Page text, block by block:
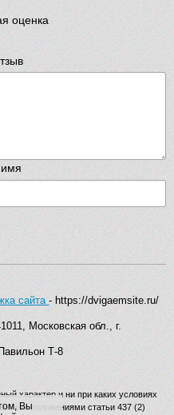
оценка
сайта- https://dvigaemsite.ru/
Московская обл., г.
Т-8
характер и ни при каких условиях
положениями статьи 437 (2)
Вы